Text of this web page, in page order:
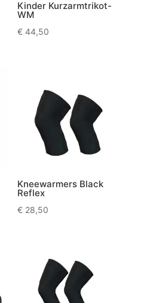
Kinder Kurzarmtrikot-
WM
€ 44,50
Kneewarmers Black
Reflex
€ 28,50